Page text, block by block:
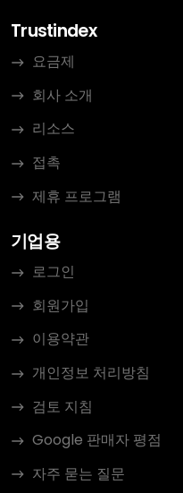
Trustindex
요금제
회사 소개
리소스
접촉
제휴 프로그램
기업용
로그인
회원가입
이용약관
개인정보 처리방침
검토 지침
Google 판매자 평점
자주 묻는 질문